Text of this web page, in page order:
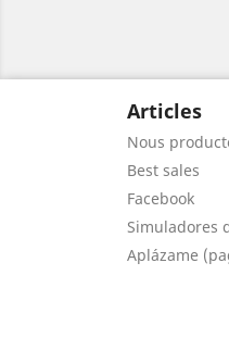
Articles
Nous
Best sales
Facebook
Simuladores
Aplázame